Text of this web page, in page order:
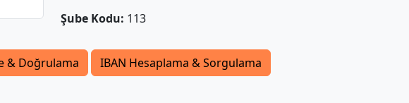
Şube Kodu: 113
& Doğrulama IBAN Hesaplama & Sorgulama